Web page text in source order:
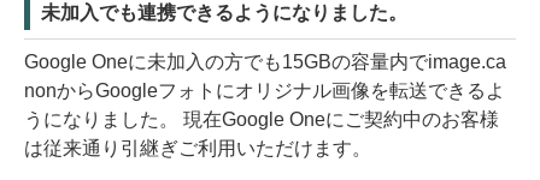
未加入でも連携できるようになりました。
Google Oneに未加入の方でも15GBの容量内でimage.ca
nonからGoogleフォトにオリジナル画像を転送できるよ
うになりました。 現在Google Oneにご契約中のお客様
は従来通り引継ぎご利用いただけます。